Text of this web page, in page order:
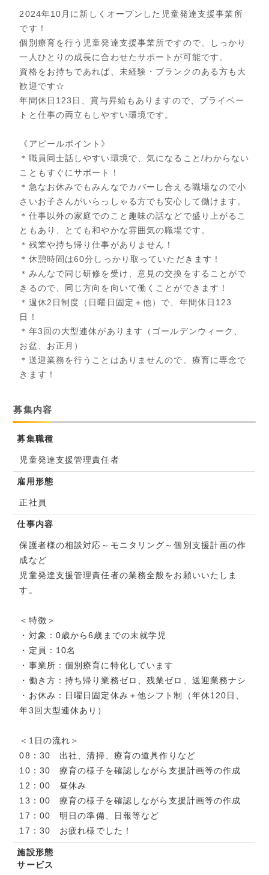
2024年10月に新しくオープンした児童発達支援事業所
です！
個別療育を行う児童発達支援事業所ですので、しっかり
一人ひとりの成長に合わせたサポートが可能です。
資格をお持ちであれば、未経験・ブランクのある方も大
歓迎です☆
年間休日123日、賞与昇給もありますので、プライベー
トと仕事の両立もしやすい環境です。
《アピールポイント》
＊職員同士話しやすい環境で、気になること/わからない
こともすぐにサポート！
＊急なお休みでもみんなでカバーし合える職場なので小
さいお子さんがいらっしゃる方でも安心して働けます。
＊仕事以外の家庭でのこと趣味の話などで盛り上がるこ
ともあり、とても和やかな雰囲気の職場です。
＊残業や持ち帰り仕事がありません！
＊休憩時間は60分しっかり取っていただきます！
＊みんなで同じ研修を受け、意見の交換をすることがで
きるので、同じ方向を向いて働くことができます！
＊週休2日制度（日曜日固定＋他）で、年間休日123
日！
＊年3回の大型連休があります（ゴールデンウィーク、
お盆、お正月）
＊送迎業務を行うことはありませんので、療育に専念で
きます！
募集内容
募集職種
児童発達支援管理責任者
雇用形態
正社員
仕事内容
保護者様の相談対応～モニタリング～個別支援計画の作
成など
児童発達支援管理責任者の業務全般をお願いいたしま
す。
＜特徴＞
・対象：0歳から6歳までの未就学児
・定員：10名
・事業所：個別療育に特化しています
・働き方：持ち帰り業務ゼロ、残業ゼロ、送迎業務ナシ
・お休み：日曜日固定休み＋他シフト制（年休120日、
年3回大型連休あり）
＜1日の流れ＞
08：30 出社、清掃、療育の道具作りなど
10：30 療育の様子を確認しながら支援計画等の作成
12：00 昼休み
13：00 療育の様子を確認しながら支援計画等の作成
17：00 明日の準備、日報等など
17：30 お疲れ様でした！
施設形態
サービス